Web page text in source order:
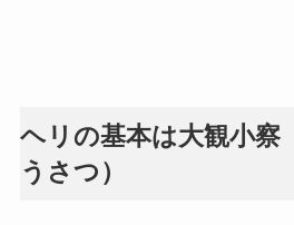
ヘリの基本は大観小察
うさつ）